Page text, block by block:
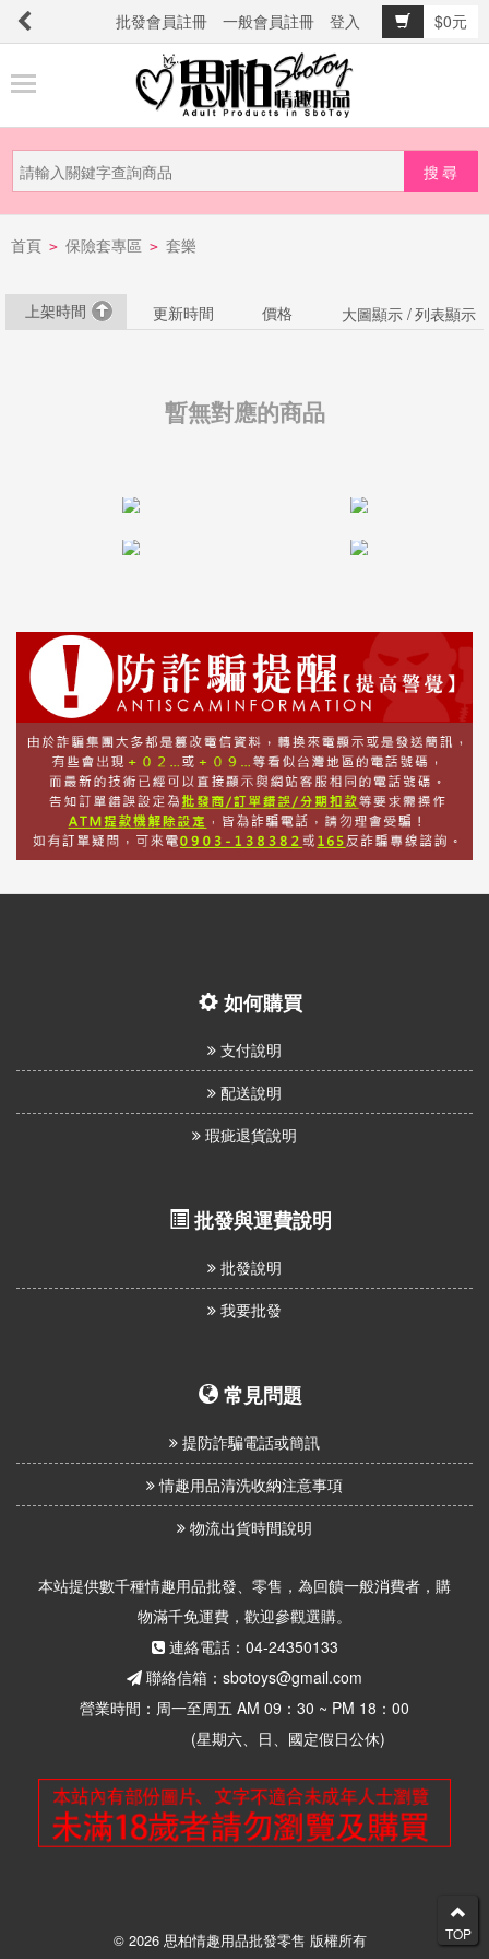
批發會員註冊 一般會員註冊 登入
$0元
品
新
品
市
批
發
說
明
首頁 > 保險套專區 > 套樂
上架時間 更新時間 價格 大圖顯示 /列表顯示
暫無對應的商品
如何購買
支付說明
配送說明
瑕疵退貨說明
批發與運費說明
批發說明
我要批發
常見問題
提防詐騙電話或簡訊
情趣用品清洗收納注意事項
物流出貨時間說明
本站提供數千種情趣用品批發、零售，為回饋一般消費者，購
物滿千免運費，歡迎參觀選購。
連絡電話：04-24350133
聯絡信箱：sbotoys@gmail.com
營業時間：周一至周五 AM 09：30 ~ PM 18：00
(星期六、日、國定假日公休)
© 2026 思柏情趣用品批發零售 版權所有 TOP